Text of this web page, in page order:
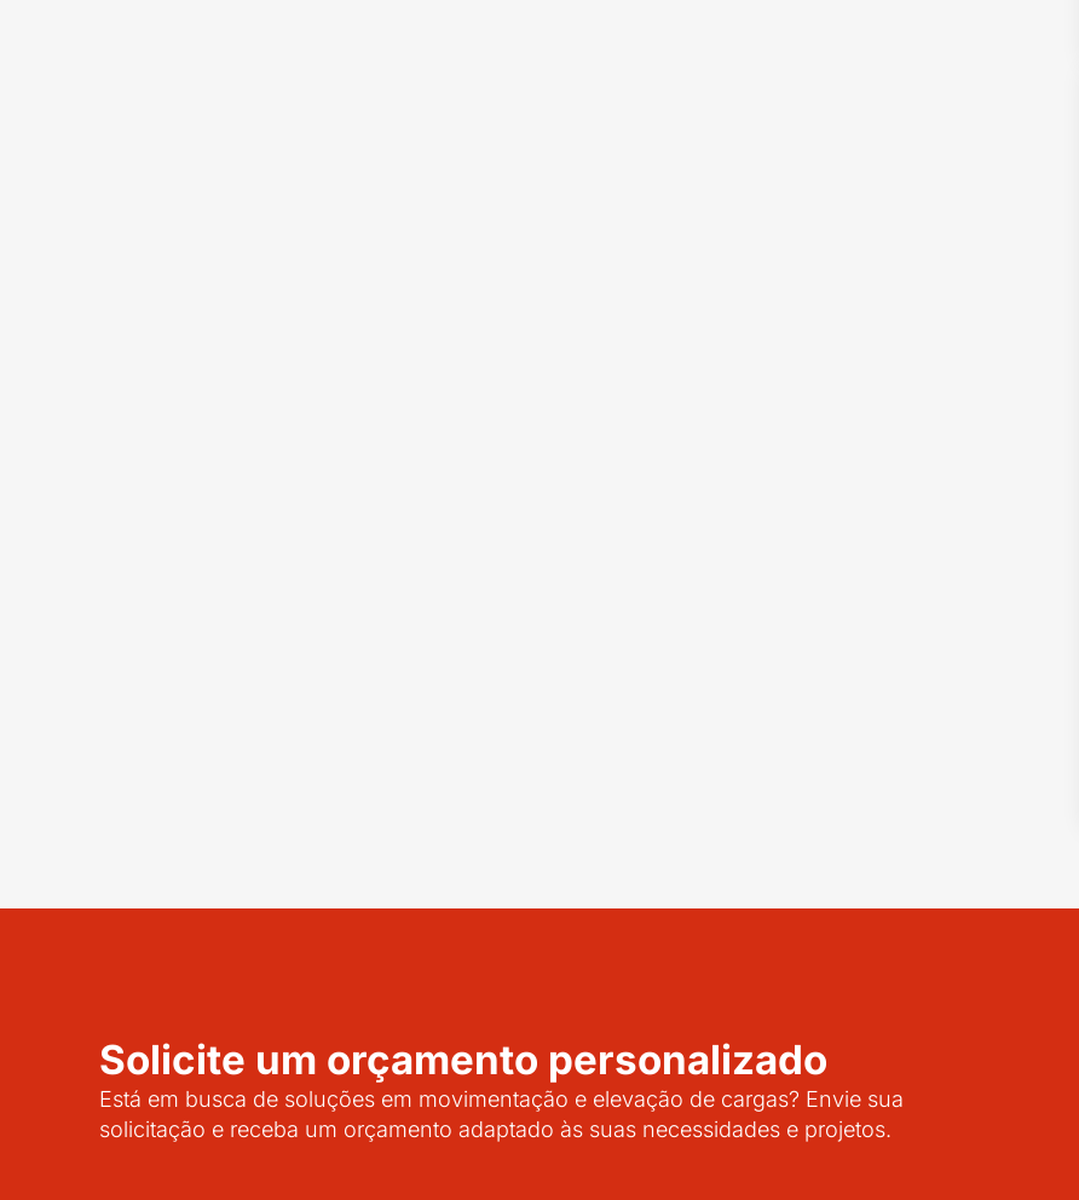
Solicite um orçamento personalizado
Está em busca de soluções em movimentação e elevação de cargas? Envie sua
solicitação e receba um orçamento adaptado às suas necessidades e projetos.